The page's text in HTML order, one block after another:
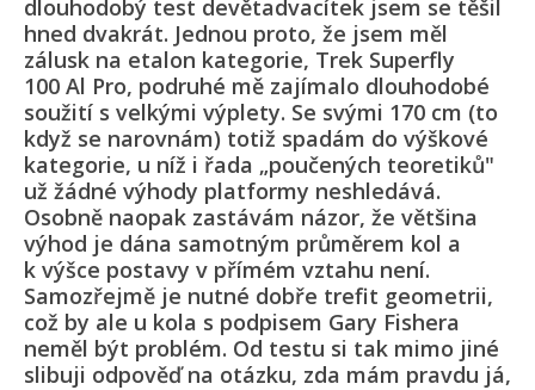
dlouhodobý test devětadvacítek jsem se těšil
hned dvakrát. Jednou proto, že jsem měl
zálusk na etalon kategorie, Trek Superfly
100 Al Pro, podruhé mě zajímalo dlouhodobé
soužití s velkými výplety. Se svými 170 cm (to
když se narovnám) totiž spadám do výškové
kategorie, u níž i řada „poučených teoretiků"
už žádné výhody platformy neshledává.
Osobně naopak zastávám názor, že většina
výhod je dána samotným průměrem kol a
k výšce postavy v přímém vztahu není.
Samozřejmě je nutné dobře trefit geometrii,
což by ale u kola s podpisem Gary Fishera
neměl být problém. Od testu si tak mimo jiné
slibuji odpověď na otázku, zda mám pravdu já,